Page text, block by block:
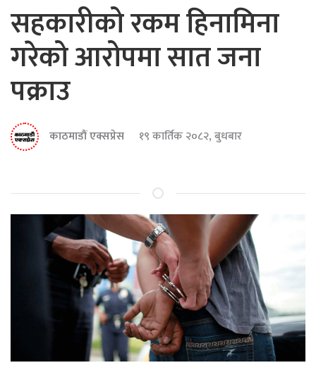
सहकारीको रकम हिनामिना
गरेको आरोपमा सात जना
पक्राउ
काठमाडौं एक्सप्रेस १९ कार्तिक २०८२, बुधबार